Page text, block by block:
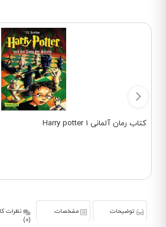
کتاب رمان آلمانی Harry potter 1
توضیحات مشخصات
نظرات
(0)